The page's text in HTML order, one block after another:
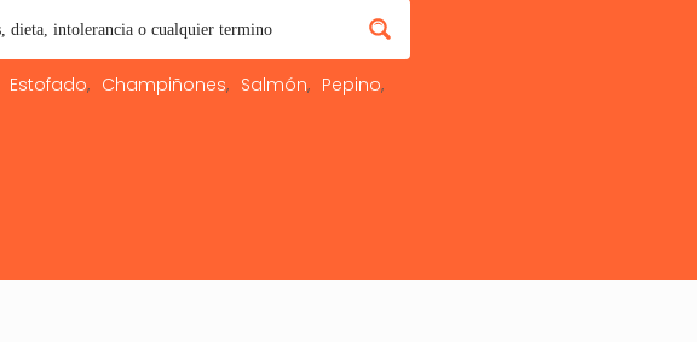
Estofado Champiñones Salmón
Pepino